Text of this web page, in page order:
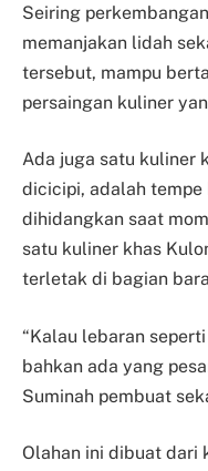
Seiring
memanjakan lidah
tersebut, mampu
persaingan kuliner
Ada juga satu kuliner
dicicipi, adalah
dihidangkan saat
satu kuliner khas
terletak di bagian
“Kalau lebaran
bahkan ada yang
Suminah pembuat
Olahan ini dibuat dari